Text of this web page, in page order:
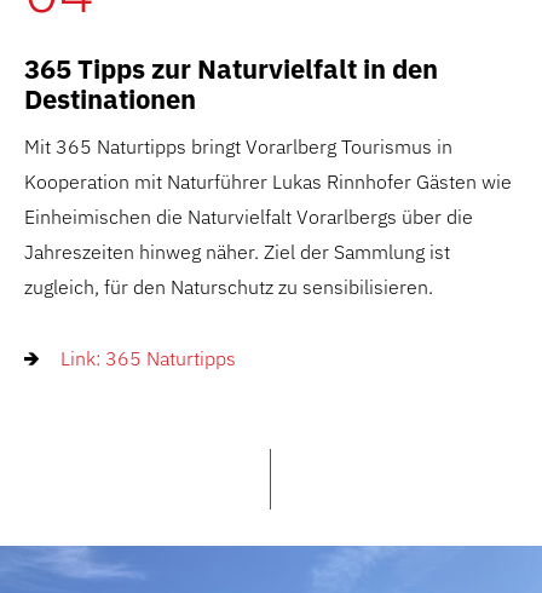
365 Tipps zur Naturvielfalt in den
Destinationen
Mit 365 Naturtipps bringt Vorarlberg Tourismus in
Kooperation mit Naturführer Lukas Rinnhofer Gästen wie
Einheimischen die Naturvielfalt Vorarlbergs über die
Jahreszeiten hinweg näher. Ziel der Sammlung ist
zugleich, für den Naturschutz zu sensibilisieren.
Link: 365 Naturtipps